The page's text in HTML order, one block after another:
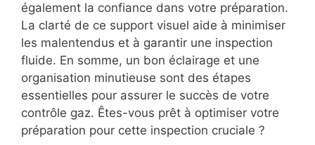
également la confiance dans votre préparation.
La clarté de ce support visuel aide à minimiser
les malentendus et à garantir une inspection
fluide. En somme, un bon éclairage et une
organisation minutieuse sont des étapes
essentielles pour assurer le succès de votre
contrôle gaz. Êtes-vous prêt à optimiser votre
préparation pour cette inspection cruciale ?